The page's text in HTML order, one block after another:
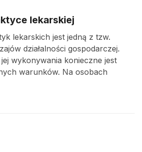
lekarskiej
lekarskich jest jedną z tzw.
działalności gospodarczej.
wykonywania konieczne jest
warunków. Na osobach